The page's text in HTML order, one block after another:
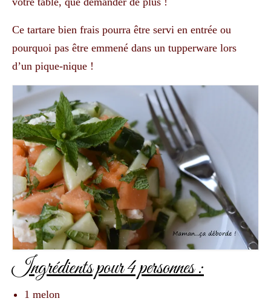
Ce tartare bien frais pourra être servi en entrée ou
pourquoi pas être emmené dans un tupperware lors
d’un pique-nique !
Ingrédients pour 4 personnes :
1 melon